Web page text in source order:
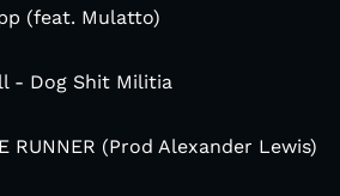
(feat. Mulatto)
- Dog Shit Militia
RUNNER (Prod Alexander Lewis)